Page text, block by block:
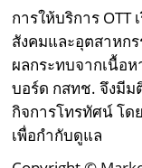
การให้บริการ OTT
สังคมและอุตสาหก
ผลกระทบจากเนื้อ
บอร์ด กสทช. จึงมีม
กิจการโทรทัศน์ โ
เพื่อกำกับดูแล